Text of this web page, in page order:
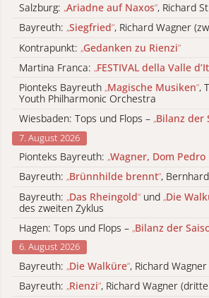
Salzburg: „Ariadne auf Naxos“, Richard
Bayreuth: „Siegfried“, Richard Wagner
Kontrapunkt: „Gedanken zu Rienzi“
Martina Franca: „FESTIVAL della Valle
Pionteks Bayreuth „Magische Musiken“,
Youth Philharmonic Orchestra
Wiesbaden: Tops und Flops – „Bilanz der
7. August 2026
Pionteks Bayreuth: „Wagner, Dom
Bayreuth: „Brünnhilde brennt“,
Bayreuth: „Das Rheingold“ und „Die
des zweiten Zyklus
Hagen: Tops und Flops – „Bilanz der
6. August 2026
Bayreuth: „Die Walküre“, Richard
Bayreuth: „Rienzi“, Richard Wagner